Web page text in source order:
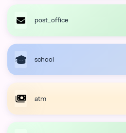
post_office
school
atm